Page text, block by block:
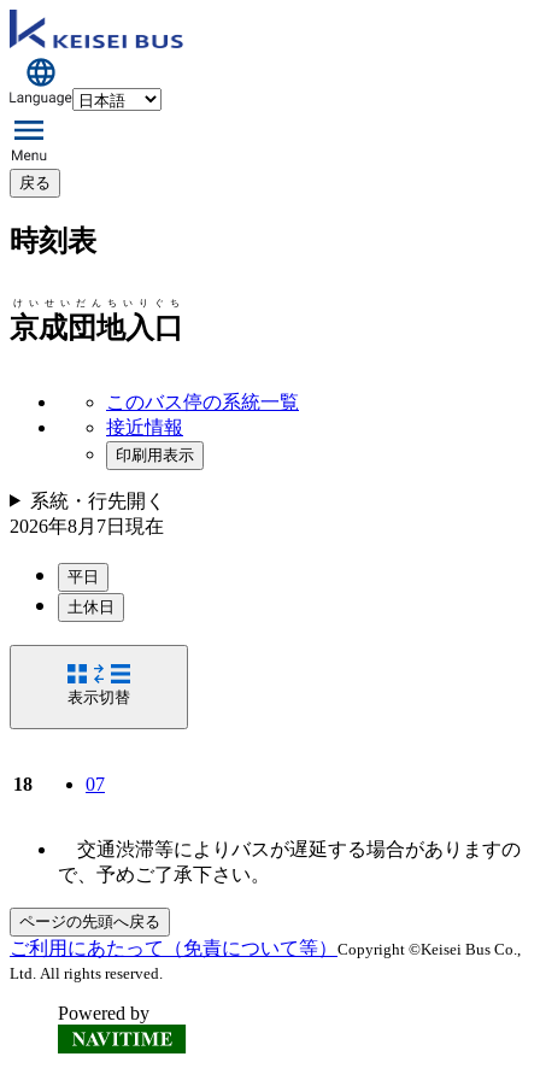
戻る
時刻表
京成団地入口
けいせいだんちいりぐち
このバス停の系統一覧
接近情報
印刷用表示
系統・行先開く
2026年8月7日 現在
平日
土休日
表示切替
18 07
交通渋滞等によりバスが遅延する場合がありますの
で、予めご了承下さい。
ページの先頭へ戻る
ご利用にあたって（免責について等） Copyright ©Keisei Bus Co.,
Ltd. All rights reserved.
Powered by